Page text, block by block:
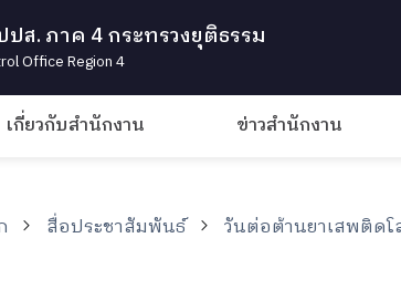
ส. ภาค 4 กระทรวงยุติธรรม
Office Region 4
เกี่ยวกับสำนักงาน ข่าวสำนักงาน
สื่อประชาสัมพันธ์ วันต่อต้านยาเสพติด